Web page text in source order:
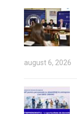
august 6, 2026